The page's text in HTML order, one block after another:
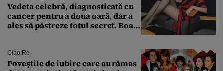
Vedeta celebră, diagnosticată cu
cancer pentru a doua oară, dar a
ales să păstreze totul secret. Boala
Ciao.ro
Poveştile de iubire care au rămas